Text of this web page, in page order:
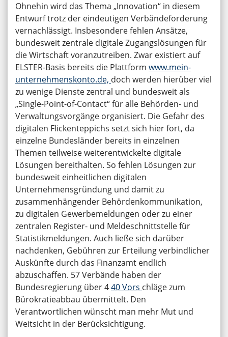
Ohnehin wird das Thema „Innovation“ in diesem
Entwurf trotz der eindeutigen Verbändeforderung
vernachlässigt. Insbesondere fehlen Ansätze,
bundesweit zentrale digitale Zugangslösungen für
die Wirtschaft voranzutreiben. Zwar existiert auf
ELSTER-Basis bereits die Plattform www.mein-
unternehmenskonto.de, doch werden hierüber viel
zu wenige Dienste zentral und bundesweit als
„Single-Point-of-Contact“ für alle Behörden- und
Verwaltungsvorgänge organisiert. Die Gefahr des
digitalen Flickenteppichs setzt sich hier fort, da
einzelne Bundesländer bereits in einzelnen
Themen teilweise weiterentwickelte digitale
Lösungen bereithalten. So fehlen Lösungen zur
bundesweit einheitlichen digitalen
Unternehmensgründung und damit zu
zusammenhängender Behördenkommunikation,
zu digitalen Gewerbemeldungen oder zu einer
zentralen Register- und Meldeschnittstelle für
Statistikmeldungen. Auch ließe sich darüber
nachdenken, Gebühren zur Erteilung verbindlicher
Auskünfte durch das Finanzamt endlich
abzuschaffen. 57 Verbände haben der
Bundesregierung über 440 Vors chläge zum
Bürokratieabbau übermittelt. Den
Verantwortlichen wünscht man mehr Mut und
Weitsicht in der Berücksichtigung.